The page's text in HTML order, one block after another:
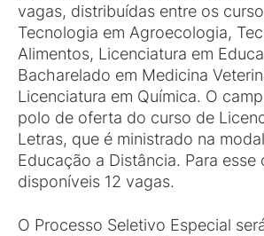
vagas, distribuídas entre os
Tecnologia em Agroecologia,
Alimentos, Licenciatura em
Bacharelado em Medicina
Licenciatura em Química. O
polo de oferta do curso de
Letras, que é ministrado na
Educação a Distância. Para esse
disponíveis 12 vagas.
O Processo Seletivo Especial